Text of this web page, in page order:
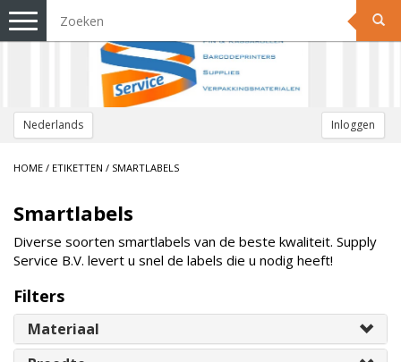
Nederlands Inloggen
Toggle
navigation
HOME / ETIKETTEN / SMARTLABELS
Smartlabels
Diverse soorten smartlabels van de beste kwaliteit. Supply
Service B.V. levert u snel de labels die u nodig heeft!
Filters
Materiaal